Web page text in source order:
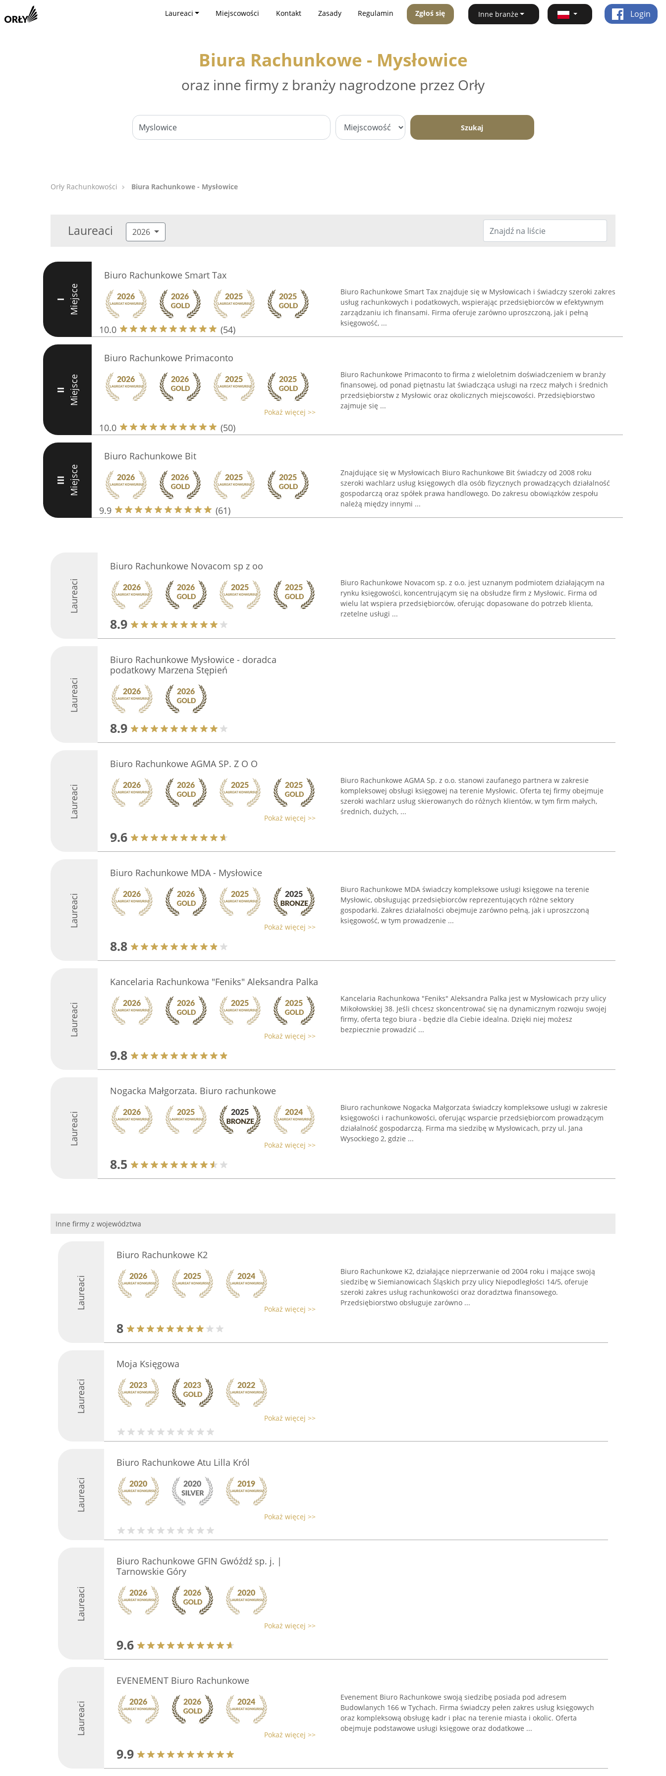
Laureaci Miejscowości Kontakt Zasady Regulamin Zgłoś się Inne branże Login
Biura Rachunkowe - Mysłowice
oraz inne firmy z branży nagrodzone przez Orły
Szukaj
Orły Rachunkowości Biura Rachunkowe - Mysłowice
Laureaci 2026
I Miejsce
Biuro Rachunkowe Smart Tax
10.0 (54)
Biuro Rachunkowe Smart Tax znajduje się w Mysłowicach i świadczy szeroki zakres
usług rachunkowych i podatkowych, wspierając przedsiębiorców w efektywnym
zarządzaniu ich finansami. Firma oferuje zarówno uproszczoną, jak i pełną
księgowość, ...
II Miejsce
Biuro Rachunkowe Primaconto
Pokaż więcej >>
10.0 (50)
Biuro Rachunkowe Primaconto to firma z wieloletnim doświadczeniem w branży
finansowej, od ponad piętnastu lat świadcząca usługi na rzecz małych i średnich
przedsiębiorstw z Mysłowic oraz okolicznych miejscowości. Przedsiębiorstwo
zajmuje się ...
III Miejsce
Biuro Rachunkowe Bit
9.9 (61)
Znajdujące się w Mysłowicach Biuro Rachunkowe Bit świadczy od 2008 roku
szeroki wachlarz usług księgowych dla osób fizycznych prowadzących działalność
gospodarczą oraz spółek prawa handlowego. Do zakresu obowiązków zespołu
należą między innymi ...
Laureaci
Biuro Rachunkowe Novacom sp z oo
8.9
Biuro Rachunkowe Novacom sp. z o.o. jest uznanym podmiotem działającym na
rynku księgowości, koncentrującym się na obsłudze firm z Mysłowic. Firma od
wielu lat wspiera przedsiębiorców, oferując dopasowane do potrzeb klienta,
rzetelne usługi ...
Laureaci
Biuro Rachunkowe Mysłowice - doradca
podatkowy Marzena Stępień
8.9
Laureaci
Biuro Rachunkowe AGMA SP. Z O O
Pokaż więcej >>
9.6
Biuro Rachunkowe AGMA Sp. z o.o. stanowi zaufanego partnera w zakresie
kompleksowej obsługi księgowej na terenie Mysłowic. Oferta tej firmy obejmuje
szeroki wachlarz usług skierowanych do różnych klientów, w tym firm małych,
średnich, dużych, ...
Laureaci
Biuro Rachunkowe MDA - Mysłowice
Pokaż więcej >>
8.8
Biuro Rachunkowe MDA świadczy kompleksowe usługi księgowe na terenie
Mysłowic, obsługując przedsiębiorców reprezentujących różne sektory
gospodarki. Zakres działalności obejmuje zarówno pełną, jak i uproszczoną
księgowość, w tym prowadzenie ...
Laureaci
Kancelaria Rachunkowa "Feniks" Aleksandra Palka
Pokaż więcej >>
9.8
Kancelaria Rachunkowa "Feniks" Aleksandra Palka jest w Mysłowicach przy ulicy
Mikołowskiej 38. Jeśli chcesz skoncentrować się na dynamicznym rozwoju swojej
firmy, oferta tego biura - będzie dla Ciebie idealna. Dzięki niej możesz
bezpiecznie prowadzić ...
Laureaci
Nogacka Małgorzata. Biuro rachunkowe
Pokaż więcej >>
8.5
Biuro rachunkowe Nogacka Małgorzata świadczy kompleksowe usługi w zakresie
księgowości i rachunkowości, oferując wsparcie przedsiębiorcom prowadzącym
działalność gospodarczą. Firma ma siedzibę w Mysłowicach, przy ul. Jana
Wysockiego 2, gdzie ...
Inne firmy z województwa
Laureaci
Biuro Rachunkowe K2
Pokaż więcej >>
8
Biuro Rachunkowe K2, działające nieprzerwanie od 2004 roku i mające swoją
siedzibę w Siemianowicach Śląskich przy ulicy Niepodległości 14/5, oferuje
szeroki zakres usług rachunkowości oraz doradztwa finansowego.
Przedsiębiorstwo obsługuje zarówno ...
Laureaci
Moja Księgowa
Pokaż więcej >>
Laureaci
Biuro Rachunkowe Atu Lilla Król
Pokaż więcej >>
Laureaci
Biuro Rachunkowe GFIN Gwóźdź sp. j. |
Tarnowskie Góry
Pokaż więcej >>
9.6
Laureaci
EVENEMENT Biuro Rachunkowe
Pokaż więcej >>
9.9
Evenement Biuro Rachunkowe swoją siedzibę posiada pod adresem
Budowlanych 166 w Tychach. Firma świadczy pełen zakres usług księgowych
oraz kompleksową obsługę kadr i płac na terenie miasta i okolic. Oferta
obejmuje podstawowe usługi księgowe oraz dodatkowe ...